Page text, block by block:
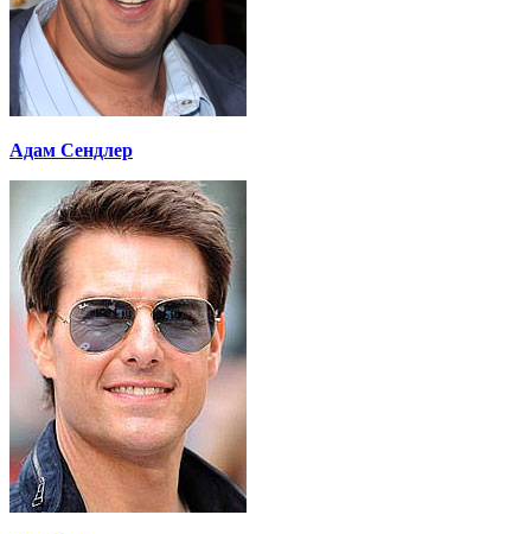
Адам Сендлер